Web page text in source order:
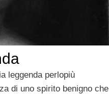
leggenda perlopiù
di uno spirito benigno che